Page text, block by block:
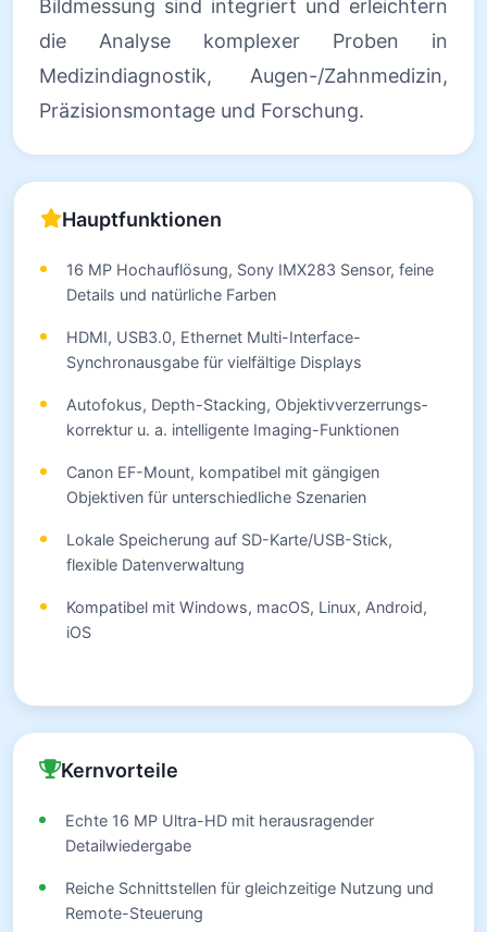
Bildmessung sind integriert und erleichtern
die Analyse komplexer Proben in
Medizindiagnostik, Augen-/Zahnmedizin,
Präzisionsmontage und Forschung.
Hauptfunktionen
16 MP Hochauflösung, Sony IMX283 Sensor, feine
Details und natürliche Farben
HDMI, USB3.0, Ethernet Multi-Interface-
Synchronausgabe für vielfältige Displays
Autofokus, Depth-Stacking, Objektivverzerrungs­
korrektur u. a. intelligente Imaging-Funktionen
Canon EF-Mount, kompatibel mit gängigen
Objektiven für unterschiedliche Szenarien
Lokale Speicherung auf SD-Karte/USB-Stick,
flexible Datenverwaltung
Kompatibel mit Windows, macOS, Linux, Android,
iOS
Kernvorteile
Echte 16 MP Ultra-HD mit herausragender
Detailwiedergabe
Reiche Schnittstellen für gleichzeitige Nutzung und
Remote-Steuerung